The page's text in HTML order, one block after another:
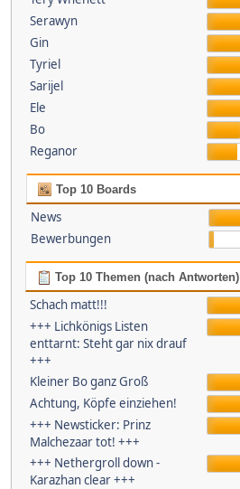
Serawyn
Gin
Tyriel
Sarijel
Ele
Bo
Reganor
Top 10 Boards
News
Bewerbungen
Top 10 Themen (nach Antworten)
Schach matt!!!
+++ Lichkönigs Listen
enttarnt: Steht gar nix drauf
+++
Kleiner Bo ganz Groß
Achtung, Köpfe einziehen!
+++ Newsticker: Prinz
Malchezaar tot! +++
+++ Nethergroll down -
Karazhan clear +++